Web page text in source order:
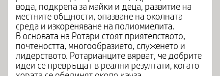
вода, подкрепа за майки и деца, развитие на
местните общности, опазване на околната
среда и изкореняване на полиомиелита.
В основата на Ротари стоят приятелството,
почтеността, многообразието, служенето и
лидерството. Ротарианците вярват, че добрите
идеи се превръщат в реални резултати, когато